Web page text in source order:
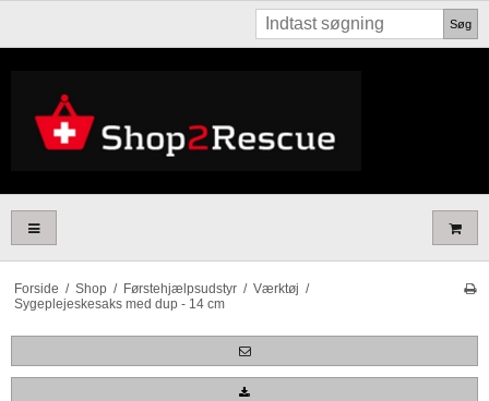
Søg
Forside / Shop / Førstehjælpsudstyr / Værktøj /
Sygeplejeskesaks med dup - 14 cm